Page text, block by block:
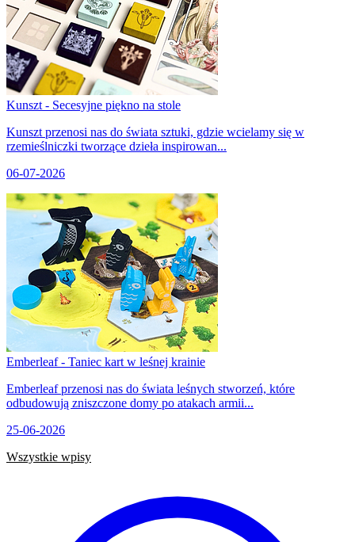
Kunszt - Secesyjne piękno na stole
Kunszt przenosi nas do świata sztuki, gdzie wcielamy się w
rzemieślniczki tworzące dzieła inspirowan...
06-07-2026
Emberleaf - Taniec kart w leśnej krainie
Emberleaf przenosi nas do świata leśnych stworzeń, które
odbudowują zniszczone domy po atakach armii...
25-06-2026
Wszystkie wpisy